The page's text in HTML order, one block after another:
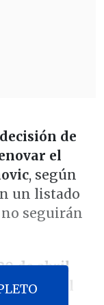
de
el
, según
un listado
seguirán
de abril
en el